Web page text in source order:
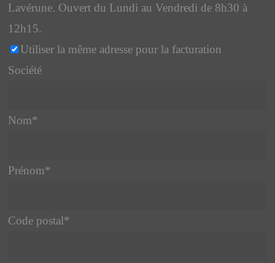
Lavérune. Ouvert du Lundi au Vendredi de 8h30 à
12h15.
Utiliser la même adresse pour la facturation
Société
Nom*
Prénom*
Code postal*